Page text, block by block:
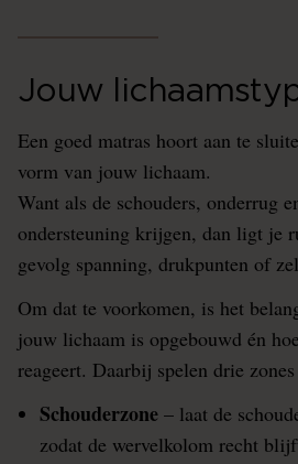
Jouw
Een goed matras hoort aan te
vorm van jouw lichaam.
Want als de schouders, onderrug
ondersteuning krijgen, dan ligt je
gevolg spanning, drukpunten of
Om dat te voorkomen, is het
jouw lichaam is opgebouwd én
reageert. Daarbij spelen drie
Schouderzone – laat de
zodat de wervelkolom recht